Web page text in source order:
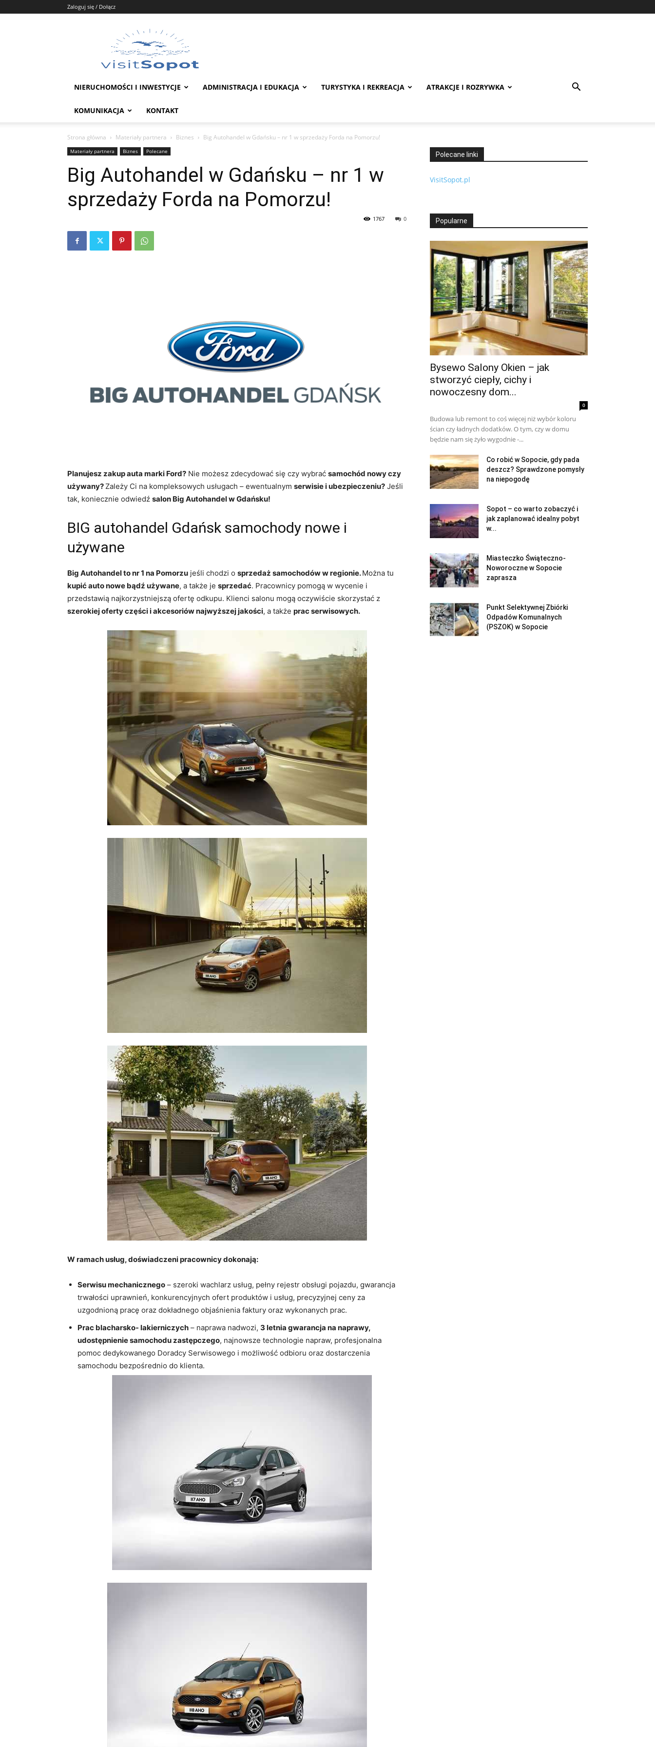
Zaloguj się / Dołącz
Portal
Sopot
NIERUCHOMOŚCI I INWESTYCJE ADMINISTRACJA I EDUKACJA TURYSTYKA I REKREACJA ATRAKCJE I ROZRYWKA
KOMUNIKACJA KONTAKT
Strona główna Materiały partnera Biznes Big Autohandel w Gdańsku – nr 1 w sprzedaży Forda na Pomorzu!
Materiały partnera Biznes Polecane
Big Autohandel w Gdańsku – nr 1 w
sprzedaży Forda na Pomorzu!
0
1767
Planujesz zakup auta marki Ford? Nie możesz zdecydować się czy wybrać samochód nowy czy
używany? Zależy Ci na kompleksowych usługach – ewentualnym serwisie i ubezpieczeniu? Jeśli
tak, koniecznie odwiedź salon Big Autohandel w Gdańsku!
BIG autohandel Gdańsk samochody nowe i
używane
Big Autohandel to nr 1 na Pomorzu jeśli chodzi o sprzedaż samochodów w regionie.Można tu
kupić auto nowe bądź używane, a także je sprzedać. Pracownicy pomogą w wycenie i
przedstawią najkorzystniejszą ofertę odkupu. Klienci salonu mogą oczywiście skorzystać z
szerokiej oferty części i akcesoriów najwyższej jakości, a także prac serwisowych.
W ramach usług, doświadczeni pracownicy dokonają:
Serwisu mechanicznego – szeroki wachlarz usług, pełny rejestr obsługi pojazdu, gwarancja
trwałości uprawnień, konkurencyjnych ofert produktów i usług, precyzyjnej ceny za
uzgodnioną pracę oraz dokładnego objaśnienia faktury oraz wykonanych prac.
Prac blacharsko- lakierniczych – naprawa nadwozi, 3 letnia gwarancja na naprawy,
udostępnienie samochodu zastępczego, najnowsze technologie napraw, profesjonalna
pomoc dedykowanego Doradcy Serwisowego i możliwość odbioru oraz dostarczenia
samochodu bezpośrednio do klienta.
Polecane linki
VisitSopot.pl
Popularne
Bysewo Salony Okien – jak
stworzyć ciepły, cichy i
nowoczesny dom...
0
Budowa lub remont to coś więcej niż wybór koloru
ścian czy ładnych dodatków. O tym, czy w domu
będzie nam się żyło wygodnie -...
Co robić w Sopocie, gdy pada
deszcz? Sprawdzone pomysły
na niepogodę
Sopot – co warto zobaczyć i
jak zaplanować idealny pobyt
w...
Miasteczko Świąteczno-
Noworoczne w Sopocie
zaprasza
Punkt Selektywnej Zbiórki
Odpadów Komunalnych
(PSZOK) w Sopocie